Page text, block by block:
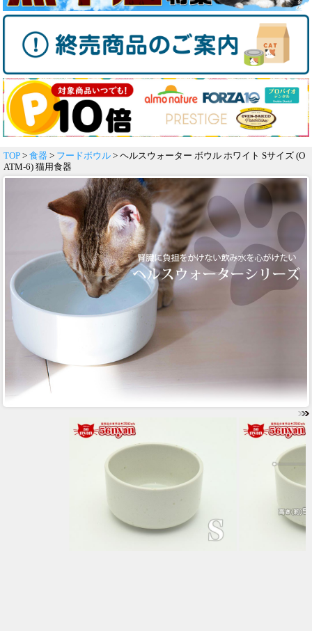
TOP > 食器 > フードボウル > ヘルスウォーター ボウル ホワイト Sサイズ (O
ATM-6) 猫用食器